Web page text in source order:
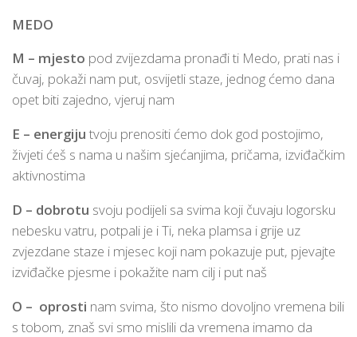
MEDO
M – mjesto pod zvijezdama pronađi ti Medo, prati nas i
čuvaj, pokaži nam put, osvijetli staze, jednog ćemo dana
opet biti zajedno, vjeruj nam
E – energiju tvoju prenositi ćemo dok god postojimo,
živjeti ćeš s nama u našim sjećanjima, pričama, izviđačkim
aktivnostima
D – dobrotu svoju podijeli sa svima koji čuvaju logorsku
nebesku vatru, potpali je i Ti, neka plamsa i grije uz
zvjezdane staze i mjesec koji nam pokazuje put, pjevajte
izviđačke pjesme i pokažite nam cilj i put naš
O – oprosti nam svima, što nismo dovoljno vremena bili
s tobom, znaš svi smo mislili da vremena imamo da